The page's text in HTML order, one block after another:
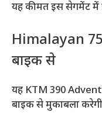
यह कीमत इस सेगमेंट में
Himalayan
बाइक से
यह KTM 390
बाइक से मुकाबला